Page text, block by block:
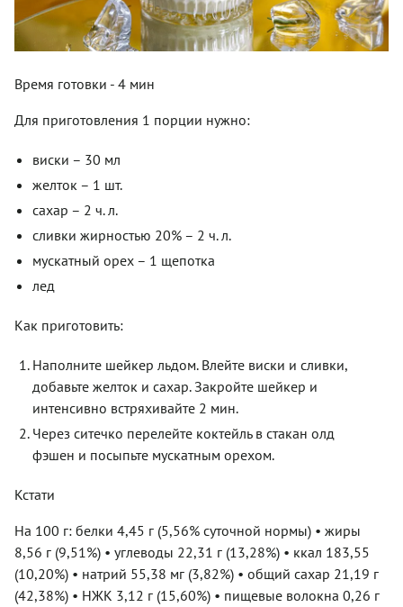
Время готовки - 4 мин
Для приготовления 1 порции нужно:
виски – 30 мл
желток – 1 шт.
сахар – 2 ч. л.
сливки жирностью 20% – 2 ч. л.
мускатный орех – 1 щепотка
лед
Как приготовить:
Наполните шейкер льдом. Влейте виски и сливки,
добавьте желток и сахар. Закройте шейкер и
интенсивно встряхивайте 2 мин.
Через ситечко перелейте коктейль в стакан олд
фэшен и посыпьте мускатным орехом.
Кстати
На 100 г: белки 4,45 г (5,56% суточной нормы) • жиры
8,56 г (9,51%) • углеводы 22,31 г (13,28%) • ккал 183,55
(10,20%) • натрий 55,38 мг (3,82%) • общий сахар 21,19 г
(42,38%) • НЖК 3,12 г (15,60%) • пищевые волокна 0,26 г